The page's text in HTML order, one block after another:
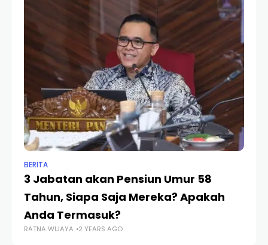
BERITA
3 Jabatan akan Pensiun Umur 58
Tahun, Siapa Saja Mereka? Apakah
Anda Termasuk?
RATNA WIJAYA 2 YEARS AGO